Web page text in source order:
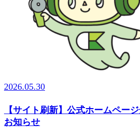
2026.05.30
【サイト刷新】公式ホームペー
お知らせ